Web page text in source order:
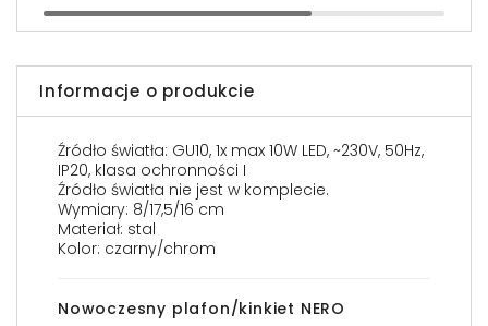
Informacje o produkcie
Źródło światła: GU10, 1x max 10W LED, ~230V, 50Hz,
IP20, klasa ochronności I
Źródło światła nie jest w komplecie.
Wymiary: 8/17,5/16 cm
Materiał: stal
Kolor: czarny/chrom
Nowoczesny plafon/kinkiet NERO